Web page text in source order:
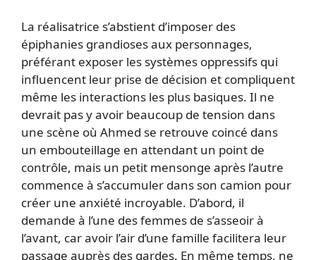
La réalisatrice s’abstient d’imposer des
épiphanies grandioses aux personnages,
préférant exposer les systèmes oppressifs qui
influencent leur prise de décision et compliquent
même les interactions les plus basiques. Il ne
devrait pas y avoir beaucoup de tension dans
une scène où Ahmed se retrouve coincé dans
un embouteillage en attendant un point de
contrôle, mais un petit mensonge après l’autre
commence à s’accumuler dans son camion pour
créer une anxiété incroyable. D’abord, il
demande à l’une des femmes de s’asseoir à
l’avant, car avoir l’air d’une famille facilitera leur
passage auprès des gardes. En même temps, ne